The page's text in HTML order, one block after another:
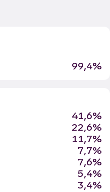
99,4%
41,6%
22,6%
11,7%
7,7%
7,6%
5,4%
3,4%